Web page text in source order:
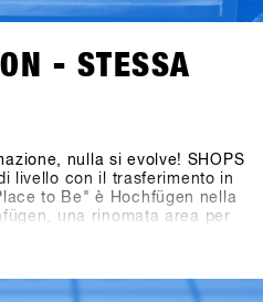
- STESSA
nulla si evolve! SHOPS
livello con il trasferimento in
to Be" è Hochfügen nella
una rinomata area per
senza precedenti per